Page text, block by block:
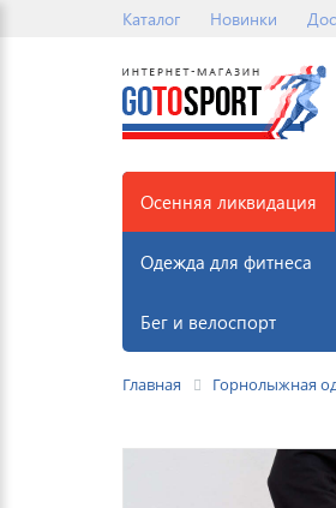
Каталог Новинки
Осенняя ликвидация
Одежда для фитнеса
Бег и велоспорт
Главная Горнолыжная